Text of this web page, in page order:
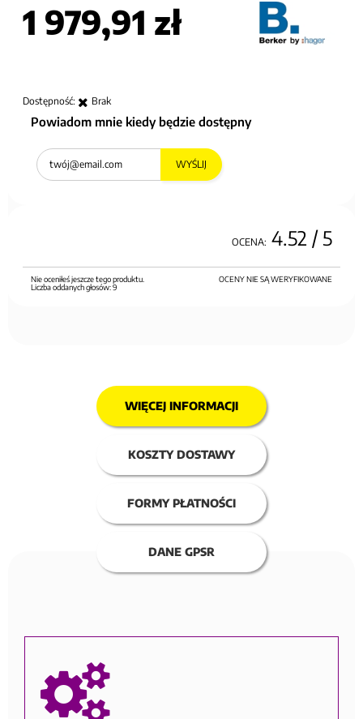
1 979,91 zł
Dostępność: Brak
Powiadom mnie kiedy będzie dostępny
WYŚLIJ
OCENA: 4.52 / 5
OCENY NIE SĄ WERYFIKOWANE
Nie oceniłeś jeszcze tego produktu.
Liczba oddanych głosów:9
WIĘCEJ INFORMACJI
KOSZTY DOSTAWY
FORMY PŁATNOŚCI
DANE GPSR